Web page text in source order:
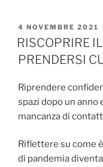
PUBBLICATO
IL
4 NOVEMBRE 2021
RISCOPRIRE
PRENDERSI
Riprendere
spazi dopo un anno
mancanza di
Riflettere su come
di pandemia